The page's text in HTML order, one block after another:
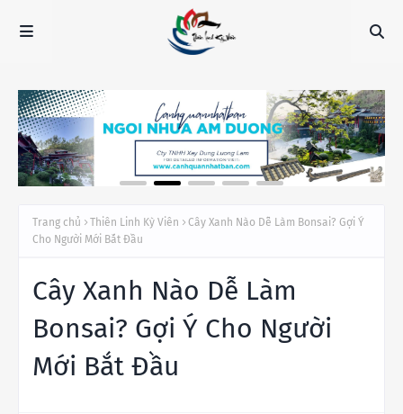
Trang chủ Thiên Linh Kỳ Viên
Cây Xanh Nào Dễ Làm Bonsai? Gợi Ý
Cho Người Mới Bắt Đầu
Cây Xanh Nào Dễ Làm
Bonsai? Gợi Ý Cho Người
Mới Bắt Đầu